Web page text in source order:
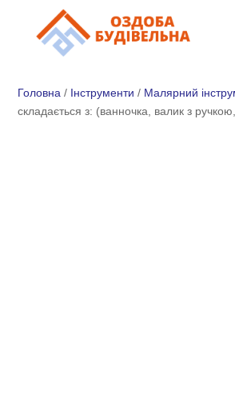
⚡
Головна / Інструменти / Малярний
складається з: (ванночка, валик з